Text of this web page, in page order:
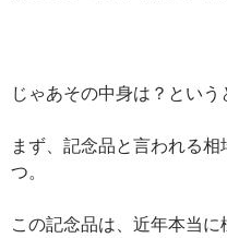
じゃあその中身は？という
まず、記念品と言われる相
つ。
この記念品は、近年本当